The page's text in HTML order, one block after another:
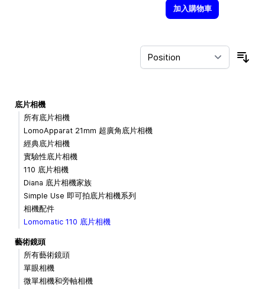
加入購物車
底片相機
所有底片相機
LomoApparat 21mm 超廣角底片相機
經典底片相機
實驗性底片相機
110 底片相機
Diana 底片相機家族
Simple Use 即可拍底片相機系列
相機配件
Lomomatic 110 底片相機
藝術鏡頭
所有藝術鏡頭
單眼相機
微單相機和旁軸相機